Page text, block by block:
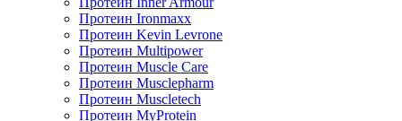
Протеин Ironmaxx
Протеин Kevin Levrone
Протеин Multipower
Протеин Muscle Care
Протеин Musclepharm
Протеин Muscletech
Протеин MyProtein